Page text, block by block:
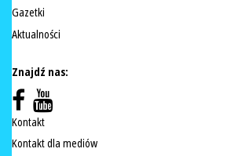
Gazetki
Aktualności
Znajdź nas:
Kontakt
Kontakt dla mediów